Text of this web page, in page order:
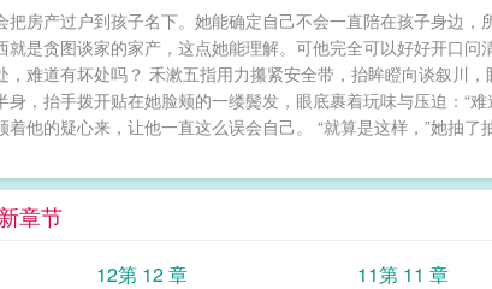
子，他之后照样能在外随心所欲。这段婚姻，本来就
身。可男人直接撕了离婚协议书，把她抵在墙上，捏着
只能认我当爸。”“离婚么？做梦。”阅读提示：1.男主
心不洁，喜欢男二，和男主订婚结婚后也还喜欢男二
把房产过户到孩子名下。她能确定自己不会一直陪在孩子身边
就是贪图谈家的家产，这点她能理解。可他完全可以好好开口
，难道有坏处吗？ 禾漱五指用力攥紧安全带，抬眸瞪向谈叙川
，抬手拨开贴在她脸颊的一缕鬓发，眼底裹着玩味与压迫：“
他的疑心来，让他一直这么误会自己。 “就算是这样，”她抽
章节
12第 12 章 11第 11 章